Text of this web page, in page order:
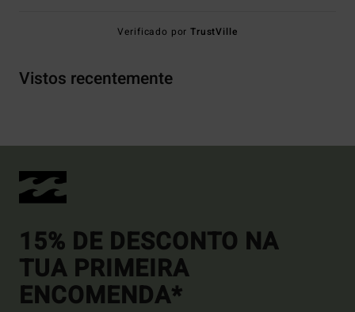
Verificado porTrustVille
Vistos recentemente
15% DE DESCONTO NA
TUA PRIMEIRA
ENCOMENDA*